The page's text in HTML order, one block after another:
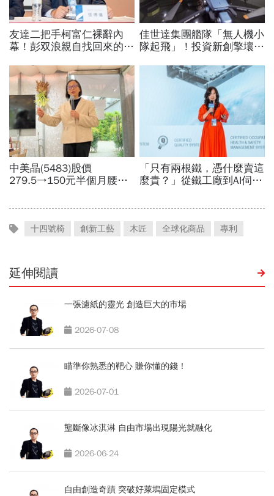
十四號椅 創新工藝 木匠 全球化商品 專利
延伸閱讀
一張濾紙的靈光 創造巨大的市場
2026-07-08
瞄準你熟悉的靶心 賺你懂的錢！
2026-07-01
壟斷像冰淇淋 自由市場出現陽光就融化
2026-06-24
自由創造奇蹟 突破好萊塢固定模式